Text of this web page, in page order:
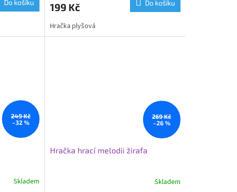
Do košíku 199 Kč Do košíku
Hračka plyšová
249 Kč
–32 %
Skladem
269 Kč
–26 %
Hračka hrací melodii žirafa
Skladem